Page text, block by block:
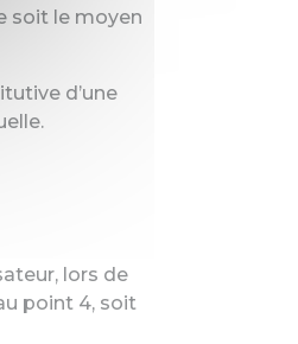
soit le moyen
d’une
lors de
point 4, soit